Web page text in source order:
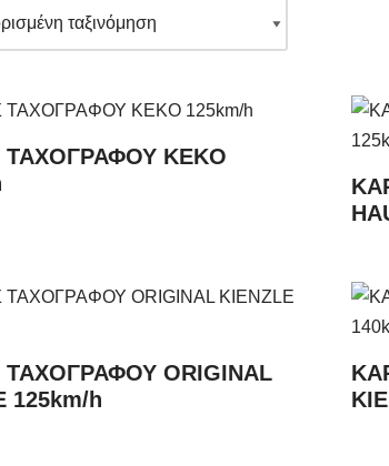
ΤΑΧΟΓΡΑΦΟΥ KEKO
ORIGINAL
125km/h